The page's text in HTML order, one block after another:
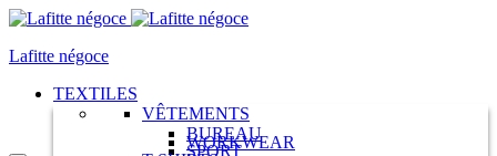
Lafitte négoce
TEXTILES
VÊTEMENTS
BUREAU
WORKWEAR
SPORT